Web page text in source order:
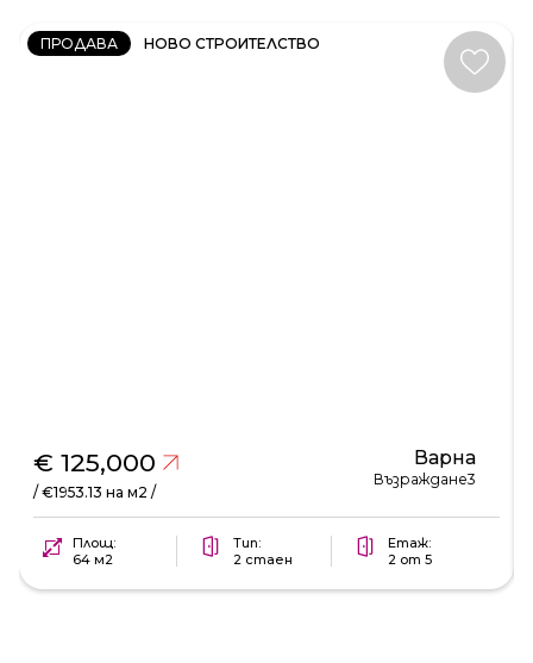
ПРОДАВА НОВО СТРОИТЕЛСТВО
€ 125,000
/ €1953.13 на м2 /
Варна
Възраждане3
Площ:
64 м2
Тип:
2 стаен
Етаж:
2 от 5